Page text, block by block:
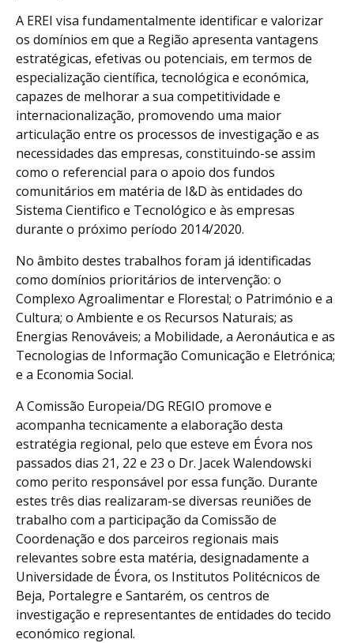
A EREI visa fundamentalmente identificar e valorizar
os domínios em que a Região apresenta vantagens
estratégicas, efetivas ou potenciais, em termos de
especialização científica, tecnológica e económica,
capazes de melhorar a sua competitividade e
internacionalização, promovendo uma maior
articulação entre os processos de investigação e as
necessidades das empresas, constituindo-se assim
como o referencial para o apoio dos fundos
comunitários em matéria de I&D às entidades do
Sistema Cientifico e Tecnológico e às empresas
durante o próximo período 2014/2020.
No âmbito destes trabalhos foram já identificadas
como domínios prioritários de intervenção: o
Complexo Agroalimentar e Florestal; o Património e a
Cultura; o Ambiente e os Recursos Naturais; as
Energias Renováveis; a Mobilidade, a Aeronáutica e as
Tecnologias de Informação Comunicação e Eletrónica;
e a Economia Social.
A Comissão Europeia/DG REGIO promove e
acompanha tecnicamente a elaboração desta
estratégia regional, pelo que esteve em Évora nos
passados dias 21, 22 e 23 o Dr. Jacek Walendowski
como perito responsável por essa função. Durante
estes três dias realizaram-se diversas reuniões de
trabalho com a participação da Comissão de
Coordenação e dos parceiros regionais mais
relevantes sobre esta matéria, designadamente a
Universidade de Évora, os Institutos Politécnicos de
Beja, Portalegre e Santarém, os centros de
investigação e representantes de entidades do tecido
económico regional.